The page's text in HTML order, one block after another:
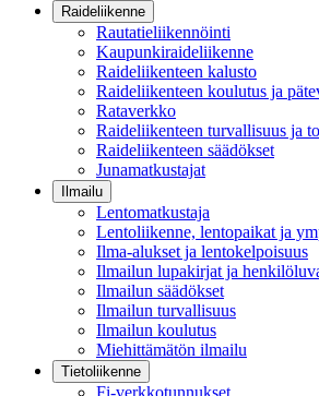
Raideliikenne
Rautatieliikennöinti
Kaupunkiraideliikenne
Raideliikenteen kalusto
Raideliikenteen koulutus ja
Rataverkko
Raideliikenteen turvallisuus ja
Raideliikenteen säädökset
Junamatkustajat
Ilmailu
Lentomatkustaja
Lentoliikenne, lentopaikat ja
Ilma-alukset ja lentokelpoisuus
Ilmailun lupakirjat ja
Ilmailun säädökset
Ilmailun turvallisuus
Ilmailun koulutus
Miehittämätön ilmailu
Tietoliikenne
Fi-verkkotunnukset